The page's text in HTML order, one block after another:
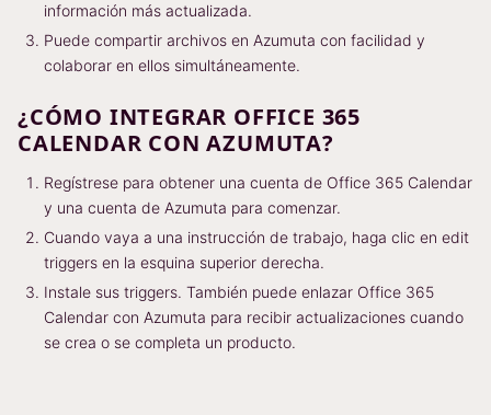
información más actualizada.
Puede compartir archivos en Azumuta con facilidad y
colaborar en ellos simultáneamente.
¿CÓMO INTEGRAR OFFICE 365
CALENDAR CON AZUMUTA?
Regístrese para obtener una cuenta de Office 365 Calendar
y una cuenta de Azumuta para comenzar.
Cuando vaya a una instrucción de trabajo, haga clic en edit
triggers en la esquina superior derecha.
Instale sus triggers. También puede enlazar Office 365
Calendar con Azumuta para recibir actualizaciones cuando
se crea o se completa un producto.